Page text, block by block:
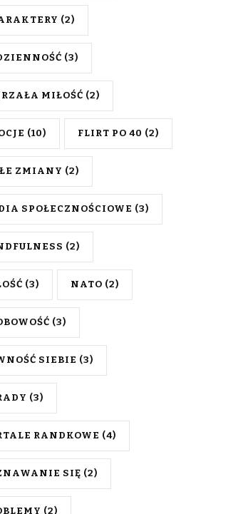
(2)
(3)
MIŁOŚĆ (2)
(10) FLIRT PO 40 (2)
ZMIANY (2)
SPOŁECZNOŚCIOWE (3)
(2)
(3) NATO (2)
(3)
SIEBIE (3)
(3)
RANDKOWE (4)
SIĘ (2)
(2)